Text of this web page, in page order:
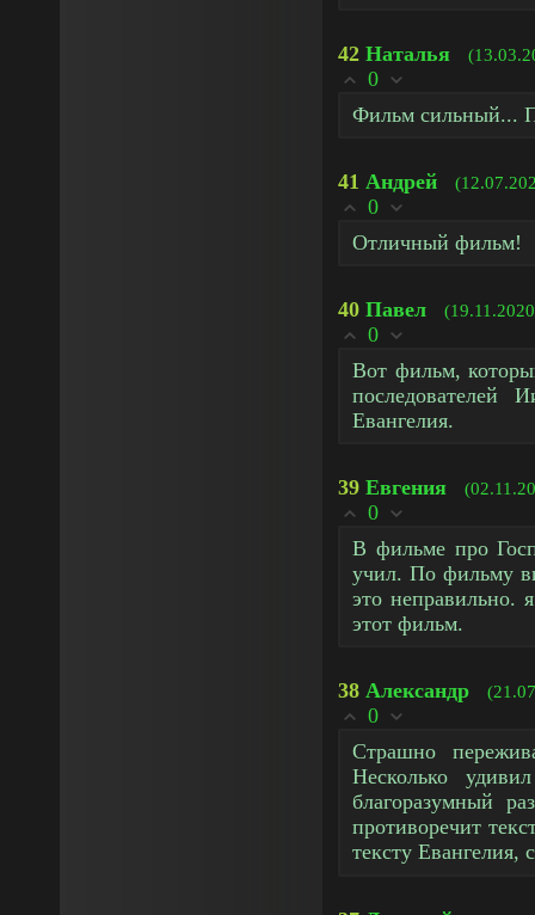
42 Наталья
0
Фильм сильный...
41 Андрей
0
Отличный фильм!
40 Павел
0
Вот фильм,
последователей
Евангелия.
39 Евгения
0
В фильме про
учил. По фильму
это неправильно.
этот фильм.
38 Александр
0
Страшно
Несколько
благоразумный
противоречит
тексту Евангелия,